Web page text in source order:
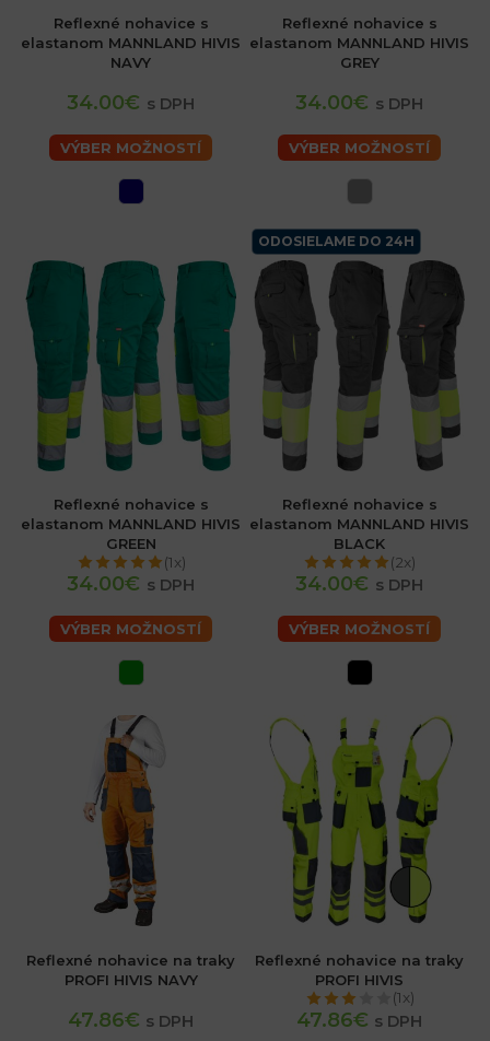
Reflexné nohavice s
elastanom MANNLAND HIVIS
NAVY
34.00€ s DPH
VÝBER MOŽNOSTÍ
Reflexné nohavice s
elastanom MANNLAND HIVIS
GREY
34.00€ s DPH
VÝBER MOŽNOSTÍ
Reflexné nohavice s
elastanom MANNLAND HIVIS
GREEN
(1x)
34.00€ s DPH
VÝBER MOŽNOSTÍ
ODOSIELAME DO 24H
Reflexné nohavice s
elastanom MANNLAND HIVIS
BLACK
(2x)
34.00€ s DPH
VÝBER MOŽNOSTÍ
Reflexné nohavice na traky
PROFI HIVIS NAVY
47.86€ s DPH
Reflexné nohavice na traky
PROFI HIVIS
(1x)
47.86€ s DPH